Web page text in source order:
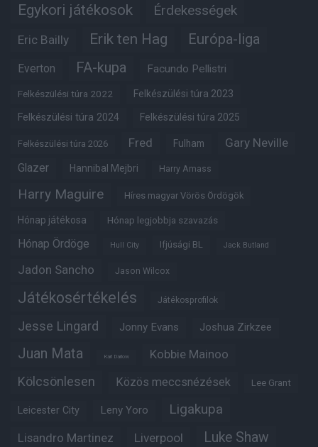
Egykori játékosok Érdekességek
Eric Bailly Erik ten Hag Európa-liga
Everton FA-kupa Facundo Pellistri
Felkészülési túra 2022 Felkészülési túra 2023
Felkészülési túra 2024 Felkészülési túra 2025
Felkészülési túra 2026 Fred Fulham Gary Neville
Glazer Hannibal Mejbri Harry Amass
Harry Maguire Híres magyar Vörös Ördögök
Hónap játékosa Hónap legjobbja szavazás
Hónap Ördöge Hull City Ifjúsági BL Jack Butland
Jadon Sancho Jason Wilcox
Játékosértékelés Játékosprofilok
Jesse Lingard Jonny Evans Joshua Zirkzee
Juan Mata Karl Darlow Kobbie Mainoo
Kölcsönlesen Közös meccsnézések Lee Grant
Leicester City Leny Yoro Ligakupa
Lisandro Martinez Liverpool Luke Shaw